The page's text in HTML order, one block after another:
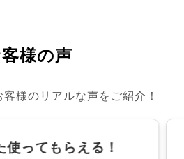
様の声
様のリアルな声をご紹介！
使ってもらえる！